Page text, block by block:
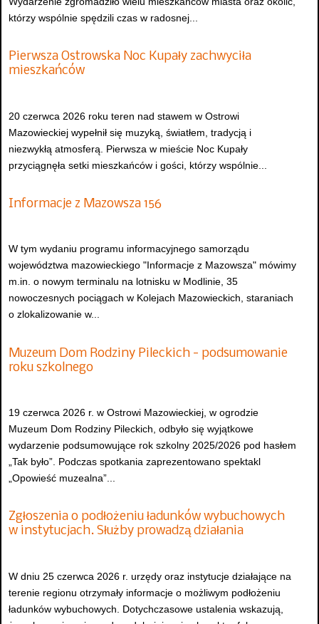
którzy wspólnie spędzili czas w radosnej...
Pierwsza Ostrowska Noc Kupały zachwyciła
mieszkańców
20 czerwca 2026 roku teren nad stawem w Ostrowi
Mazowieckiej wypełnił się muzyką, światłem, tradycją i
niezwykłą atmosferą. Pierwsza w mieście Noc Kupały
przyciągnęła setki mieszkańców i gości, którzy wspólnie...
Informacje z Mazowsza 156
W tym wydaniu programu informacyjnego samorządu
województwa mazowieckiego "Informacje z Mazowsza" mówimy
m.in. o nowym terminalu na lotnisku w Modlinie, 35
nowoczesnych pociągach w Kolejach Mazowieckich, staraniach
o zlokalizowanie w...
Muzeum Dom Rodziny Pileckich - podsumowanie
roku szkolnego
19 czerwca 2026 r. w Ostrowi Mazowieckiej, w ogrodzie
Muzeum Dom Rodziny Pileckich, odbyło się wyjątkowe
wydarzenie podsumowujące rok szkolny 2025/2026 pod hasłem
„Tak było”. Podczas spotkania zaprezentowano spektakl
„Opowieść muzealna”...
Zgłoszenia o podłożeniu ładunków wybuchowych
w instytucjach. Służby prowadzą działania
W dniu 25 czerwca 2026 r. urzędy oraz instytucje działające na
terenie regionu otrzymały informacje o możliwym podłożeniu
ładunków wybuchowych. Dotychczasowe ustalenia wskazują,